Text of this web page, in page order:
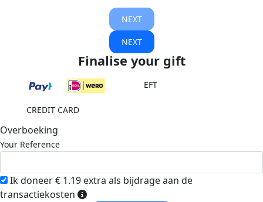
NEXT
NEXT
Finalise your gift
EFT
CREDIT CARD
Overboeking
Your Reference
Ik doneer € 1.19 extra als bijdrage aan de
transactiekosten